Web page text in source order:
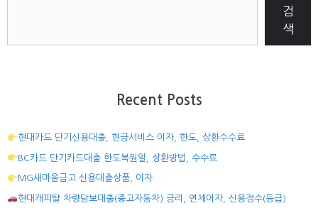
검
색
Recent Posts
현대카드 단기신용대출, 현금서비스 이자, 한도, 상환수수료
BC카드 단기카드대출 한도복원일, 상환방법, 수수료
MG새마을금고 신용대출상품, 이자
현대캐피탈 차량담보대출(중고자동차) 금리, 연체이자, 신용점수(등급)